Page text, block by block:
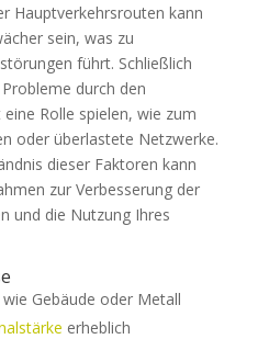
Hauptverkehrsrouten kann
sein, was zu
führt. Schließlich
durch den
Rolle spielen, wie zum
oder überlastete Netzwerke.
dieser Faktoren kann
zur Verbesserung der
und die Nutzung Ihres
wie Gebäude oder Metall
erheblich